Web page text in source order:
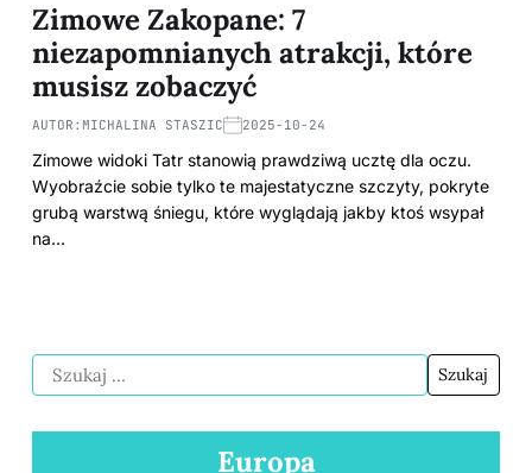
Zimowe Zakopane: 7
niezapomnianych atrakcji, które
musisz zobaczyć
AUTOR: MICHALINA STASZIC 2025-10-24
Zimowe widoki Tatr stanowią prawdziwą ucztę dla oczu.
Wyobraźcie sobie tylko te majestatyczne szczyty, pokryte
grubą warstwą śniegu, które wyglądają jakby ktoś wsypał
na…
Europa